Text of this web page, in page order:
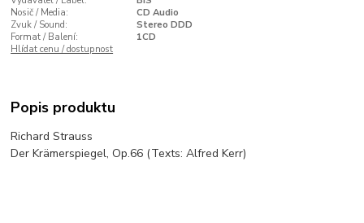
Nosič / Media:
CD Audio
Zvuk / Sound:
Stereo DDD
Format / Balení:
1CD
Hlídat cenu / dostupnost
Popis produktu
Richard Strauss
Der Krämerspiegel, Op.66 (Texts: Alfred Kerr)